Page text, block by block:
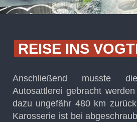
REISE INS
Anschließend musste
Autosattlerei gebracht
dazu ungefähr 480 km
Karosserie ist bei